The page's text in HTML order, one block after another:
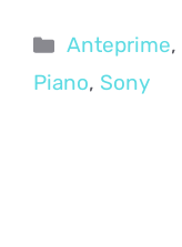
Categorie
Anteprime,
Piano, Sony